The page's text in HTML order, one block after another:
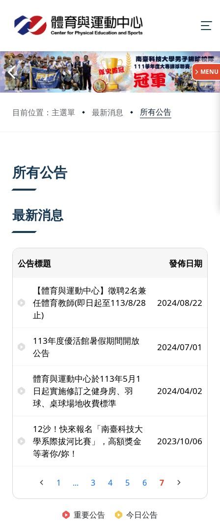
目前位置：主選單 最新消息 所有公告
:::
MENU
所有公告
最新消息
公告標題 發佈日期
【體育與運動中心】徵聘2名兼
任體育教師(即日起至113/8/28
止)
2024/08/22
113年度優活館暑假期間開放
公告
2024/07/01
體育與運動中心於113年5月1
日起實施修訂之健身房、羽
球、桌球場地收費標準
2024/04/02
12沙！快來報名「南臺科技大
學系際拔河比賽」，高額獎金
等著你/妳！
2023/10/06
1 ... 3 4 5 6 7
重要公告
今日公告